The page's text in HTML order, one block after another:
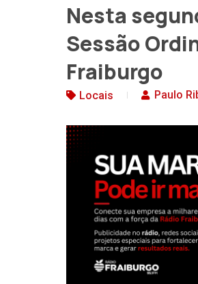
Nesta
Sessão
Fraiburgo
Locais Paulo